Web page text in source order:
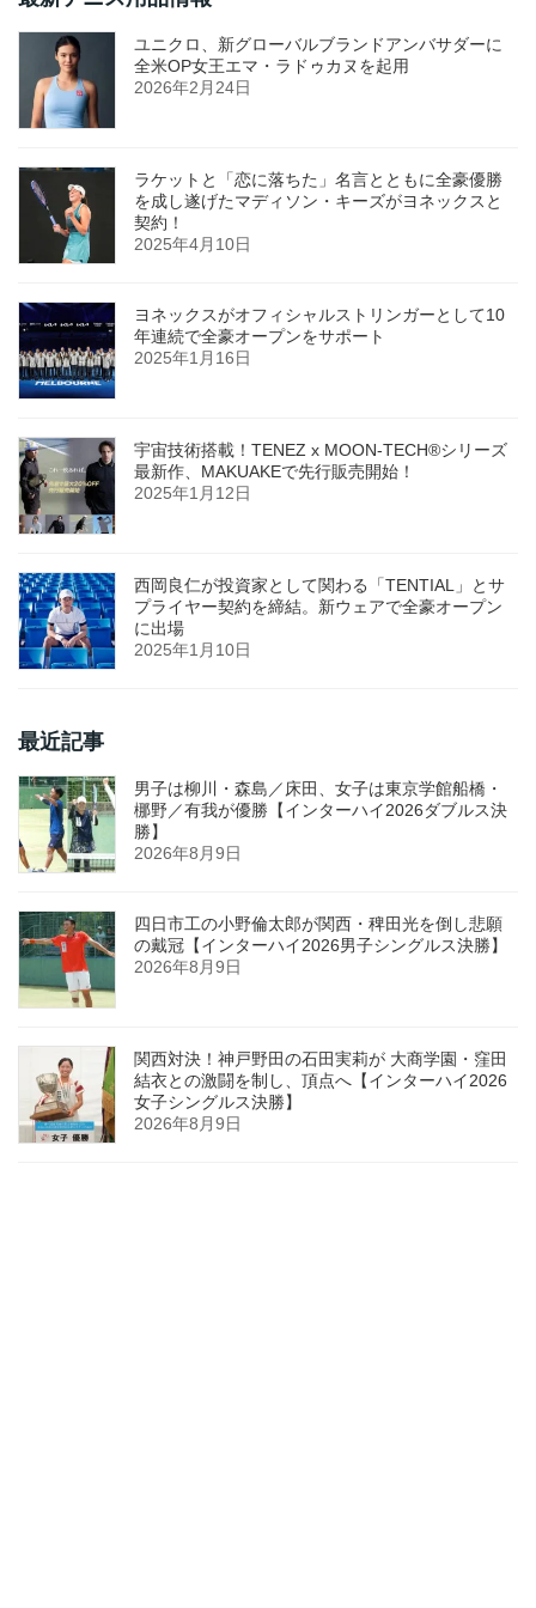
ユニクロ、新グローバルブランドアンバサダーに
全米OP女王エマ・ラドゥカヌを起用
2026年2月24日
ラケットと「恋に落ちた」名言とともに全豪優勝
を成し遂げたマディソン・キーズがヨネックスと
契約！
2025年4月10日
ヨネックスがオフィシャルストリンガーとして10
年連続で全豪オープンをサポート
2025年1月16日
宇宙技術搭載！TENEZ x MOON-TECH®シリーズ
最新作、MAKUAKEで先行販売開始！
2025年1月12日
西岡良仁が投資家として関わる「TENTIAL」とサ
プライヤー契約を締結。新ウェアで全豪オープン
に出場
2025年1月10日
最近記事
男子は柳川・森島／床田、女子は東京学館船橋・
梛野／有我が優勝【インターハイ2026ダブルス決
勝】
2026年8月9日
四日市工の小野倫太郎が関西・稗田光を倒し悲願
の戴冠【インターハイ2026男子シングルス決勝】
2026年8月9日
関西対決！神戸野田の石田実莉が 大商学園・窪田
結衣との激闘を制し、頂点へ【インターハイ2026
女子シングルス決勝】
2026年8月9日